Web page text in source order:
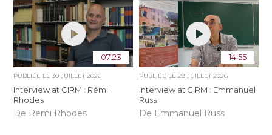
07:23
PUBLIÉE LE30 JUILLET 2026
Interview at CIRM : Rémi
Rhodes
De Rémi Rhodes
14:55
PUBLIÉE LE 29 JUILLET 2026
Interview at CIRM : Emmanuel
Russ
De Emmanuel Russ